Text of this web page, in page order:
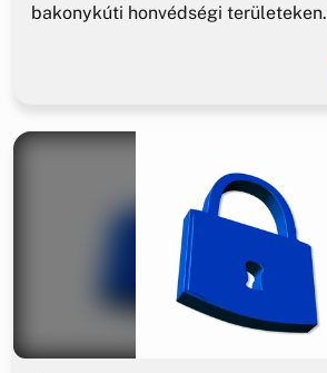
bakonykúti honvédségi területeken.